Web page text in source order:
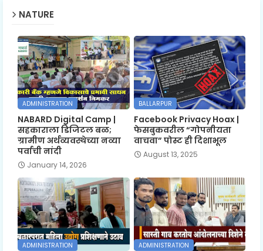
NATURE
ADMINISTRATION
NABARD Digital Camp |
सहकाराला डिजिटल बळ;
ग्रामीण अर्थव्यवस्थेच्या नव्या
पर्वाची नांदी
January 14, 2026
BALLARPUR
Facebook Privacy Hoax |
फेसबुकवरील “गोपनीयता
वाचवा” पोस्ट ही दिशाभूल
August 13, 2025
ADMINISTRATION ADMINISTRATION